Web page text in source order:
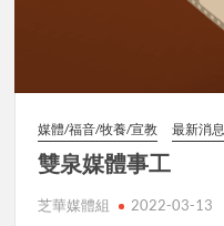
媒體/福音/牧養/宣教 最新消息
雙泉媒體事工
芝華媒體組 2022-03-13